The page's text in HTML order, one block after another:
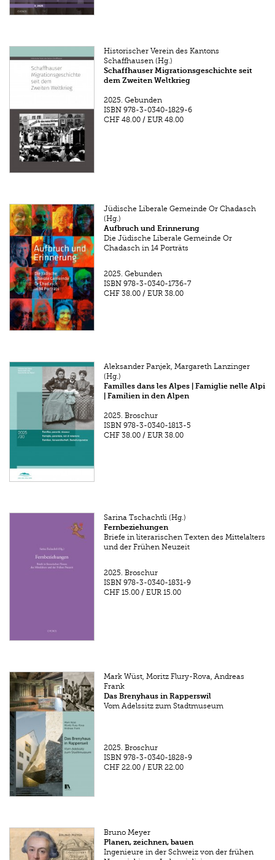
Historischer Verein des Kantons
Schaffhausen (Hg.)
Schaffhauser Migrationsgeschichte seit
dem Zweiten Weltkrieg
2025. Gebunden
ISBN 978-3-0340-1829-6
CHF 48.00 /EUR 48.00
Jüdische Liberale Gemeinde Or Chadasch
(Hg.)
Aufbruch und Erinnerung
Die Jüdische Liberale Gemeinde Or
Chadasch in 14 Porträts
2025. Gebunden
ISBN 978-3-0340-1736-7
CHF 38.00 /EUR 38.00
Aleksander Panjek, Margareth Lanzinger
(Hg.)
Familles dans les Alpes | Famiglie nelle Alpi
| Familien in den Alpen
2025. Broschur
ISBN 978-3-0340-1813-5
CHF 38.00 /EUR 38.00
Sarina Tschachtli (Hg.)
Fernbeziehungen
Briefe in literarischen Texten des Mittelalters
und der Frühen Neuzeit
2025. Broschur
ISBN 978-3-0340-1831-9
CHF 15.00 /EUR 15.00
Mark Wüst, Moritz Flury-Rova, Andreas
Frank
Das Brenyhaus in Rapperswil
Vom Adelssitz zum Stadtmuseum
2025. Broschur
ISBN 978-3-0340-1828-9
CHF 22.00 /EUR 22.00
Bruno Meyer
Planen, zeichnen, bauen
Ingenieure in der Schweiz von der frühen